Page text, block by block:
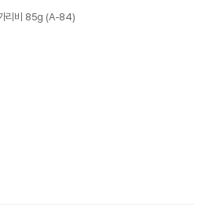
가리비 85g (A-84)